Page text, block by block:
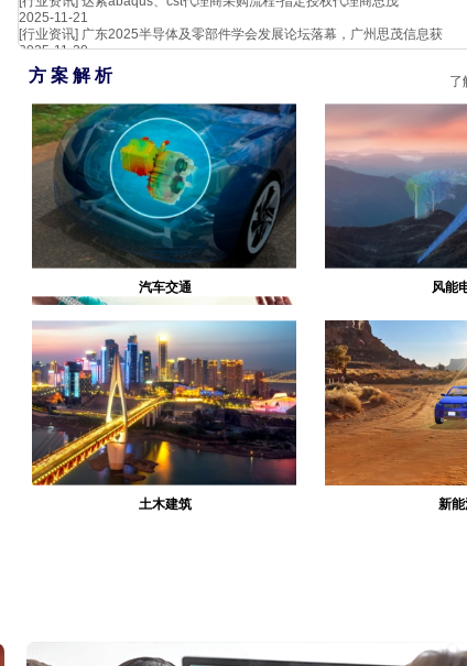
2025-11-21
[行业资讯] 广东2025半导体及零部件学会发展论坛落幕，广州思茂信息获
2025-11-20
方 案 解 析 了
汽车交通 风能
生物医疗
土木建筑
新